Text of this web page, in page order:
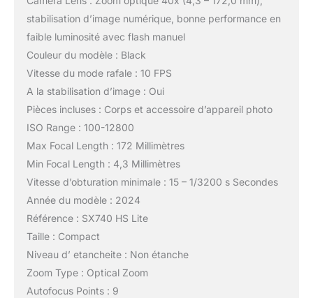
stabilisation d’image numérique, bonne performance en
faible luminosité avec flash manuel
Couleur du modèle : Black
Vitesse du mode rafale : 10 FPS
A la stabilisation d’image : Oui
Pièces incluses : Corps et accessoire d’appareil photo
ISO Range : 100-12800
Max Focal Length : 172 Millimètres
Min Focal Length : 4,3 Millimètres
Vitesse d’obturation minimale : 15 – 1/3200 s Secondes
Année du modèle : 2024
Référence : SX740 HS Lite
Taille : Compact
Niveau d’ etancheite : Non étanche
Zoom Type : Optical Zoom
Autofocus Points : 9